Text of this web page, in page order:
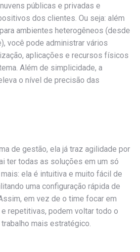
públicas e privadas e
dos clientes. Ou seja: além
ambientes heterogêneos (desde
você pode administrar vários
aplicações e recursos físicos
Além de simplicidade, a
o nível de precisão das
de gestão, ela já traz agilidade por
ter todas as soluções em um só
ela é intuitiva e muito fácil de
uma configuração rápida de
em vez de o time focar em
repetitivas, podem voltar todo o
mais estratégico.